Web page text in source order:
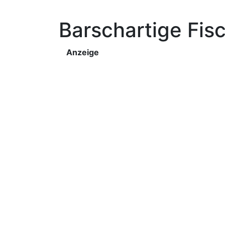
Barschartige
Anzeige